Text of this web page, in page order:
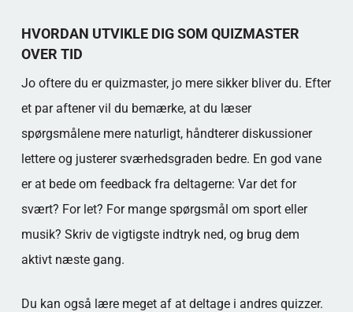
HVORDAN UTVIKLE DIG SOM QUIZMASTER
OVER TID
Jo oftere du er quizmaster, jo mere sikker bliver du. Efter
et par aftener vil du bemærke, at du læser
spørgsmålene mere naturligt, håndterer diskussioner
lettere og justerer sværhedsgraden bedre. En god vane
er at bede om feedback fra deltagerne: Var det for
svært? For let? For mange spørgsmål om sport eller
musik? Skriv de vigtigste indtryk ned, og brug dem
aktivt næste gang.
Du kan også lære meget af at deltage i andres quizzer.